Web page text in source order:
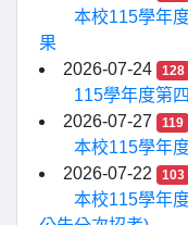
本校115學年
果
2026-07-24
128
115學年度第
2026-07-27
119
本校115學年
2026-07-22
103
本校115學年